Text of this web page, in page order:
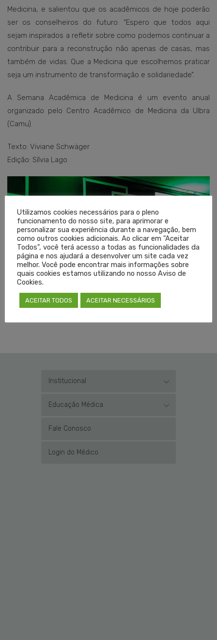
Medicina, e salientou que os acadêmicos de hoje poderão
ser os conselheiros do futuro: “Espero que todos aqui
sejam inspirados a refletir sobre como podemos continuar a
contribuir para a reconstrução não apenas de casas, mas
também de vidas. Que a Medicina que escolhemos praticar
seja um instrumento de transformação e solidariedade”.
A Semana Acadêmica de Medicina é um evento anual
organizado pelo Centro Acadêmico de Medicina da Ulbra
(Camu).
Texto: Viviane Schwäger
Edição: Sílvia Lago
Institucional
Educação Médica
Fale Conosco
Login do Médico
Utilizamos cookies necessários para o pleno
funcionamento do nosso site, para aprimorar e
personalizar sua experiência durante a navegação, bem
como outros cookies adicionais. Ao clicar em "Aceitar
Todos", você terá acesso a todas as funcionalidades da
página e nos ajudará a desenvolver um site cada vez
melhor. Você pode encontrar mais informações sobre
quais cookies estamos utilizando no nosso Aviso de
Cookies.
ACEITAR TODOS ACEITAR NECESSÁRIOS